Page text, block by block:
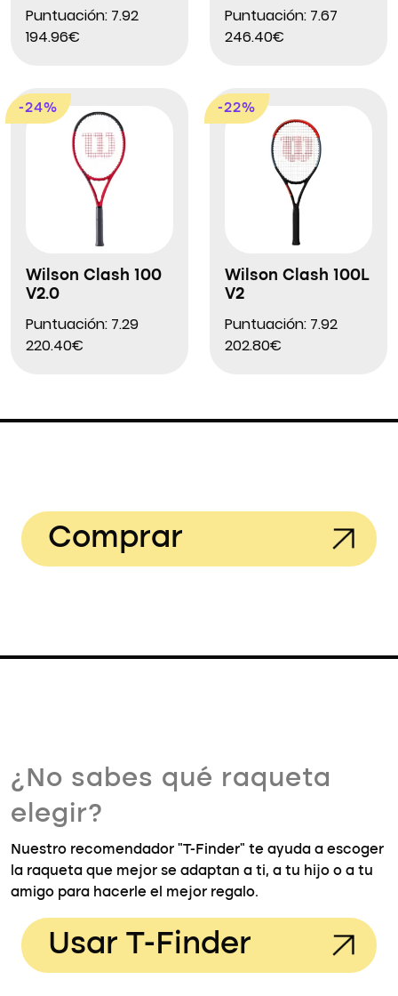
Puntuación: 7.92
194.96€
Puntuación: 7.67
246.40€
-24%
Wilson Clash 100
V2.0
Puntuación: 7.29
220.40€
-22%
Wilson Clash 100L
V2
Puntuación: 7.92
202.80€
Comprar
¿No sabes qué raqueta
elegir?
Nuestro recomendador "T-Finder" te ayuda a escoger
la raqueta que mejor se adaptan a ti, a tu hijo o a tu
amigo para hacerle el mejor regalo.
Usar T-Finder